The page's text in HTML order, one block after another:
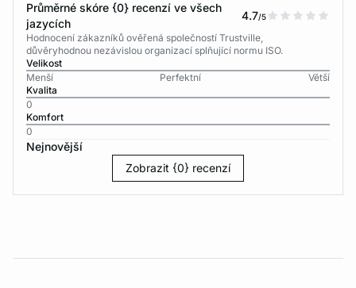
Průměrné skóre {0} recenzí ve všech
jazycích
4.7/5
Hodnocení zákazníků ověřená společností Trustville,
důvěryhodnou nezávislou organizací splňující normu ISO.
Velikost
Menší
Perfektní
Větší
Kvalita
0
Komfort
0
Nejnovější
Zobrazit {0} recenzí